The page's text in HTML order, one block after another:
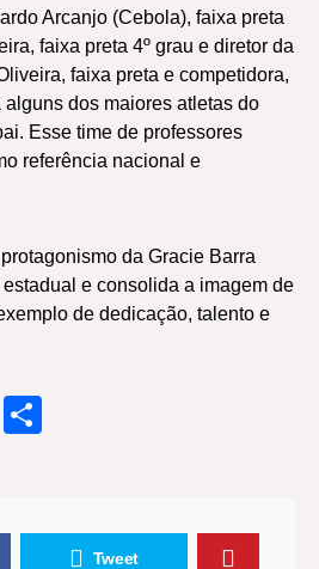
Arcanjo (Cebola), faixa preta
faixa preta 4º grau e diretor da
faixa preta e competidora,
dos maiores atletas do
Esse time de professores
referência nacional e
da Gracie Barra
e consolida a imagem de
de dedicação, talento e
Facebook
Tweet